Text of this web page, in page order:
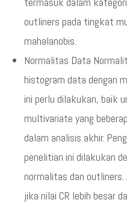
outliners pada tingkat
mahalanobis.
Normalitas Data
histogram data dengan
ini perlu dilakukan, baik
multivariate yang
dalam analisis akhir.
penelitian ini dilakukan
normalitas dan
jika nilai CR lebih besar